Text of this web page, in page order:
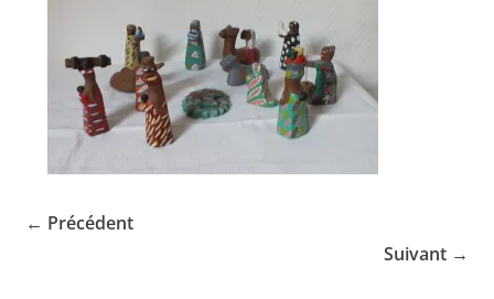
← Précédent
Suivant →